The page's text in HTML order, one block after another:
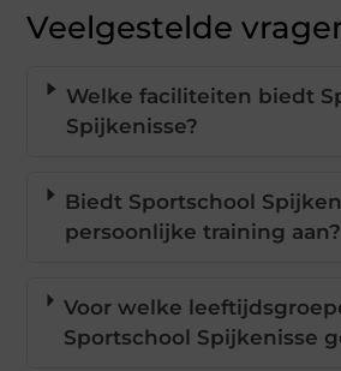
Veelgestelde
Welke faciliteiten biedt
Spijkenisse?
Biedt Sportschool
persoonlijke training aan?
Voor welke
Sportschool Spijkenisse